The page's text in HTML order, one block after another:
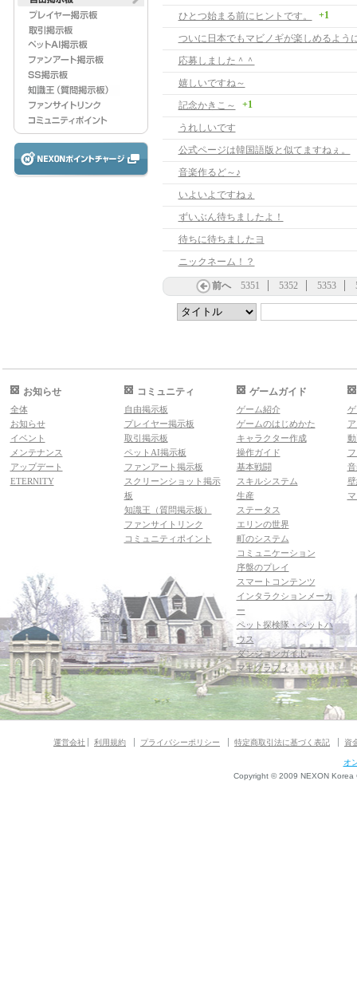
ひとつ始まる前にヒントです。
+1
応募しました＾＾
嬉しいですね～
記念かきこ～
+1
うれしいです
公式ページは韓国語版と似てますねぇ。
音楽作るど～♪
いよいよですねぇ
ずいぶん待ちましたよ！
待ちに待ちましたヨ
ニックネーム！？
前へ 5351 5352 5353
お知らせ
全体
お知らせ
イベント
メンテナンス
アップデート
ETERNITY
コミュニティ
自由掲示板
プレイヤー掲示板
取引掲示板
ペットAI掲示板
ファンアート掲示板
スクリーンショット掲示
板
知識王（質問掲示板）
ファンサイトリンク
コミュニティポイント
ゲームガイド
ゲーム紹介
ゲームのはじめかた
キャラクター作成
操作ガイド
基本戦闘
スキルシステム
生産
ステータス
エリンの世界
町のシステム
コミュニケーション
序盤のプレイ
スマートコンテンツ
インタラクションメーカ
ー
ペット探検隊・ペットハ
ウス
ダンジョンガイド
マギグラフィ
運営会社 利用規約 プライバシーポリシー 特定商取引法に基づく表記 資
オ
Copyright © 2009 NEXON Korea